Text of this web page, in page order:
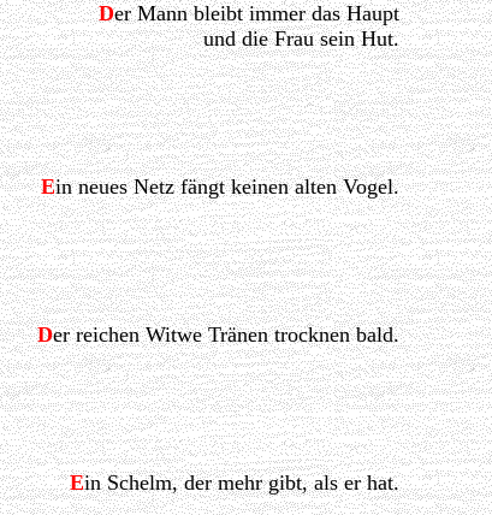
Der Mann bleibt immer das Haupt
und die Frau sein Hut.
Ein neues Netz fängt keinen alten Vogel.
Der reichen Witwe Tränen trocknen bald.
Ein Schelm, der mehr gibt, als er hat.